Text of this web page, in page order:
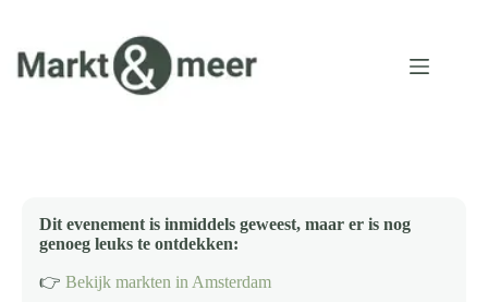
inhoud
Dit evenement is inmiddels geweest, maar er is nog
genoeg leuks te ontdekken:
👉 Bekijk markten in Amsterdam